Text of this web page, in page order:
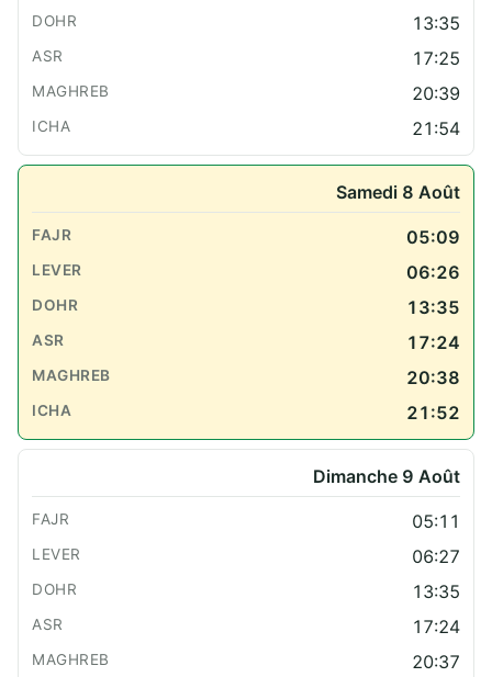
13:35
17:25
20:39
21:54
Samedi 8 Août
05:09
06:26
13:35
17:24
20:38
21:52
Dimanche 9 Août
05:11
06:27
13:35
17:24
20:37